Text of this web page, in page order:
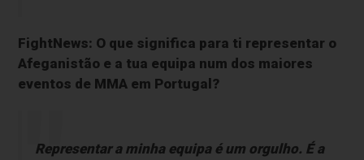
FightNews: O que significa para ti representar o
Afeganistão e a tua equipa num dos maiores
eventos de MMA em Portugal?
Representar a minha equipa é um orgulho. É a